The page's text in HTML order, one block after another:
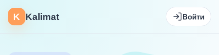
K Kalimat Войти